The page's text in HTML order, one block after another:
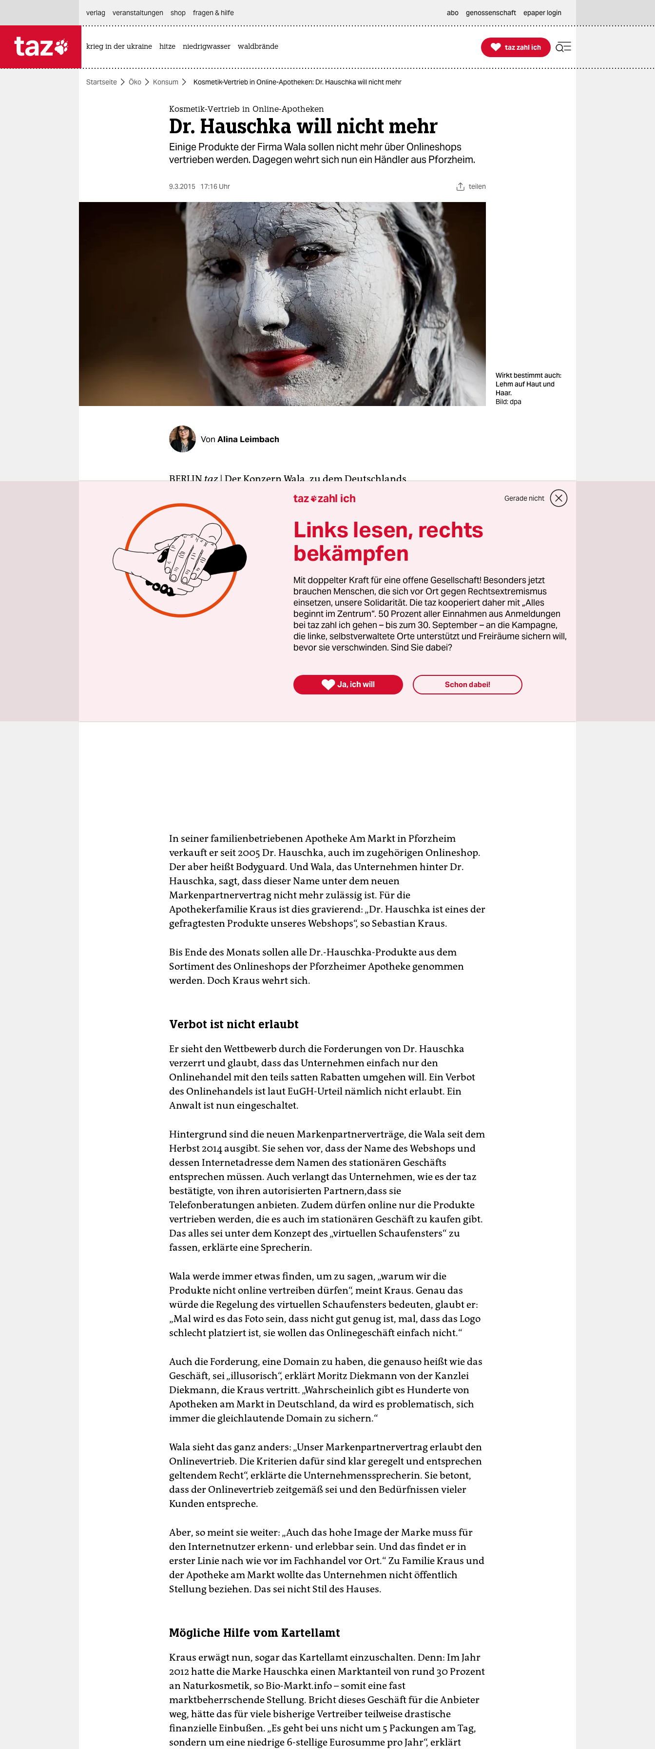
themen
verlag
veranstaltungen shop fragen & hilfe abo genossenschaft epaper login
krieg in der ukraine hitze niedrigwasser waldbrände 
taz zahl ich
taz zahl ich
Startseite Öko Konsum Kosmetik-Vertrieb in Online-Apotheken: Dr. Hauschka will nicht mehr
Kosmetik-Vertrieb in Online-Apotheken
Dr. Hauschka will nicht mehr
Einige Produkte der Firma Wala sollen nicht mehr über Onlineshops
vertrieben werden. Dagegen wehrt sich nun ein Händler aus Pforzheim.
9.3.2015 17:16 Uhr teilen
Wirkt bestimmt auch:
Lehm auf Haut und
Haar.
Bild: dpa
Von Alina Leimbach
BERLINtaz| Der Konzern Wala, zu dem Deutschlands
zweitmeistgekaufte Naturkosmetikmarke Dr. Hauschka gehört, will
seine Produkte nur noch in wenigen Onlineshops verkaufen. Nur, wo
auch ein echter und namensgleicher Laden vor Ort existiert, sollen die
Produkte erhältlich sein. Das kommt vielfach einem Verkaufsstopp
gleich.
Modemagazine preisen die Naturkosmetik der Marke Hauschka, weil
angeblich Stars und Models auf sie schwören. Sie verkauft sich
weltweit. Offenbar will der Wala-Konzern nun verstärkt auf den
Verkauf vor Ort setzen – zulasten der Onlineshops. Sebastian Kraus
musste das bereits erfahren.
In seiner familienbetriebenen Apotheke Am Markt in Pforzheim
verkauft er seit 2005 Dr. Hauschka, auch im zugehörigen Onlineshop.
Der aber heißt Bodyguard. Und Wala, das Unternehmen hinter Dr.
Hauschka, sagt, dass dieser Name unter dem neuen
Markenpartnervertrag nicht mehr zulässig ist. Für die
Apothekerfamilie Kraus ist dies gravierend: „Dr. Hauschka ist eines der
gefragtesten Produkte unseres Webshops“, so Sebastian Kraus.
Bis Ende des Monats sollen alle Dr.-Hauschka-Produkte aus dem
Sortiment des Onlineshops der Pforzheimer Apotheke genommen
werden. Doch Kraus wehrt sich.
Verbot ist nicht erlaubt
Er sieht den Wettbewerb durch die Forderungen von Dr. Hauschka
verzerrt und glaubt, dass das Unternehmen einfach nur den
Onlinehandel mit den teils satten Rabatten umgehen will. Ein Verbot
des Onlinehandels ist laut EuGH-Urteil nämlich nicht erlaubt. Ein
Anwalt ist nun eingeschaltet.
Hintergrund sind die neuen Markenpartnerverträge, die Wala seit dem
Herbst 2014 ausgibt. Sie sehen vor, dass der Name des Webshops und
dessen Internetadresse dem Namen des stationären Geschäfts
entsprechen müssen. Auch verlangt das Unternehmen, wie es der taz
bestätigte, von ihren autorisierten Partnern,dass sie
Telefonberatungen anbieten. Zudem dürfen online nur die Produkte
vertrieben werden, die es auch im stationären Geschäft zu kaufen gibt.
Das alles sei unter dem Konzept des „virtuellen Schaufensters“ zu
fassen, erklärte eine Sprecherin.
Wala werde immer etwas finden, um zu sagen, „warum wir die
Produkte nicht online vertreiben dürfen“, meint Kraus. Genau das
würde die Regelung des virtuellen Schaufensters bedeuten, glaubt er:
„Mal wird es das Foto sein, dass nicht gut genug ist, mal, dass das Logo
schlecht platziert ist, sie wollen das Onlinegeschäft einfach nicht.“
Auch die Forderung, eine Domain zu haben, die genauso heißt wie das
Geschäft, sei „illusorisch“, erklärt Moritz Diekmann von der Kanzlei
Diekmann, die Kraus vertritt. „Wahrscheinlich gibt es Hunderte von
Apotheken am Markt in Deutschland, da wird es problematisch, sich
immer die gleichlautende Domain zu sichern.“
Wala sieht das ganz anders: „Unser Markenpartnervertrag erlaubt den
Onlinevertrieb. Die Kriterien dafür sind klar geregelt und entsprechen
geltendem Recht“, erklärte die Unternehmenssprecherin. Sie betont,
dass der Onlinevertrieb zeitgemäß sei und den Bedürfnissen vieler
Kunden entspreche.
Aber, so meint sie weiter: „Auch das hohe Image der Marke muss für
den Internetnutzer erkenn- und erlebbar sein. Und das findet er in
erster Linie nach wie vor im Fachhandel vor Ort.“ Zu Familie Kraus und
der Apotheke am Markt wollte das Unternehmen nicht öffentlich
Stellung beziehen. Das sei nicht Stil des Hauses.
Mögliche Hilfe vom Kartellamt
Kraus erwägt nun, sogar das Kartellamt einzuschalten. Denn: Im Jahr
2012 hatte die Marke Hauschka einen Marktanteil von rund 30 Prozent
an Naturkosmetik, so Bio-Markt.info – somit eine fast
marktbeherrschende Stellung. Bricht dieses Geschäft für die Anbieter
weg, hätte das für viele bisherige Vertreiber teilweise drastische
finanzielle Einbußen. „Es geht bei uns nicht um 5 Packungen am Tag,
sondern um eine niedrige 6-stellige Eurosumme pro Jahr“, erklärt
taz zahl ich Gerade nicht
Links lesen, rechts
bekämpfen
Mit doppelter Kraft für eine offene Gesellschaft! Besonders jetzt
brauchen Menschen, die sich vor Ort gegen Rechtsextremismus
einsetzen, unsere Solidarität. Die taz kooperiert daher mit „Alles
beginnt im Zentrum“. 50 Prozent aller Einnahmen aus Anmeldungen
bei taz zahl ich gehen – bis zum 30. September – an die Kampagne,
die linke, selbstverwaltete Orte unterstützt und Freiräume sichern will,
bevor sie verschwinden. Sind Sie dabei?
 Ja, ich will Schon dabei!